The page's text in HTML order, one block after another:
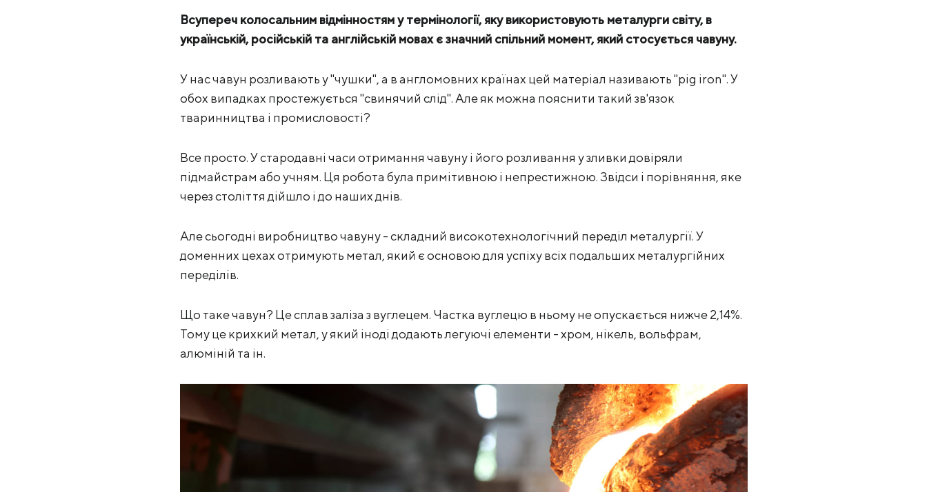
Всупереч колосальним відмінностям у термінології, яку використовують металурги світу, в
українській, російській та англійській мовах є значний спільний момент, який стосується чавуну.
У нас чавун розливають у "чушки", а в англомовних країнах цей матеріал називають "pig iron". У
обох випадках простежується "свинячий слід". Але як можна пояснити такий зв'язок
тваринництва і промисловості?
Все просто. У стародавні часи отримання чавуну і його розливання у зливки довіряли
підмайстрам або учням. Ця робота була примітивною і непрестижною. Звідси і порівняння, яке
через століття дійшло і до наших днів.
Але сьогодні виробництво чавуну - складний високотехнологічний переділ металургії. У
доменних цехах отримують метал, який є основою для успіху всіх подальших металургійних
переділів.
Що таке чавун? Це сплав заліза з вуглецем. Частка вуглецю в ньому не опускається нижче 2,14%.
Тому це крихкий метал, у який іноді додають легуючі елементи - хром, нікель, вольфрам,
алюміній та ін.